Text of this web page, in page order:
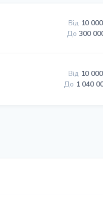
Від 10
До 300
Від 10
До 1 040